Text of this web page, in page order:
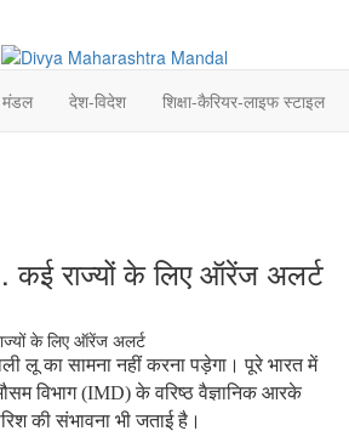
मंडल देश-विदेश शिक्षा-कैरियर-लाइफ स्टाइल
कई राज्यों के लिए ऑरेंज अलर्ट
लू का सामना नहीं करना पड़ेगा। पूरे भारत में
विभाग (IMD) के वरिष्ठ वैज्ञानिक आरके
की संभावना भी जताई है।